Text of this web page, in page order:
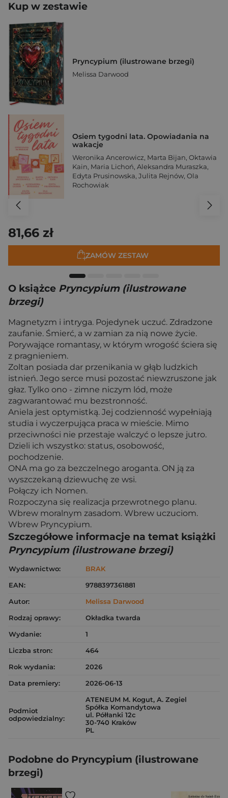
Kup w zestawie
Pryncypium (ilustrowane brzegi)
Melissa Darwood
Osiem tygodni lata. Opowiadania na
wakacje
Weronika Ancerowicz, Marta Bijan, Oktawia
Kain, Maria Lichoń, Aleksandra Muraszka,
Edyta Prusinowska, Julita Rejnów, Ola
Rochowiak
81,66 zł
ZAMÓW ZESTAW
O książce Pryncypium (ilustrowane
brzegi)
Magnetyzm i intryga. Pojedynek uczuć. Zdradzone
zaufanie. Śmierć, a w zamian za nią nowe życie.
Porywające romantasy, w którym wrogość ściera się
z pragnieniem.
Zoltan posiada dar przenikania w głąb ludzkich
istnień. Jego serce musi pozostać niewzruszone jak
głaz. Tylko ono - zimne niczym lód, może
zagwarantować mu bezstronność.
Aniela jest optymistką. Jej codzienność wypełniają
studia i wyczerpująca praca w mieście. Mimo
przeciwności nie przestaje walczyć o lepsze jutro.
Dzieli ich wszystko: status, osobowość,
pochodzenie.
ONA ma go za bezczelnego aroganta. ON ją za
wyszczekaną dziewuchę ze wsi.
Połączy ich Nomen.
Rozpoczyna się realizacja przewrotnego planu.
Wbrew moralnym zasadom. Wbrew uczuciom.
Wbrew Pryncypium.
Szczegółowe informacje na temat książki
Pryncypium (ilustrowane brzegi)
Wydawnictwo:
BRAK
EAN:
9788397361881
Autor:
Melissa Darwood
Rodzaj oprawy:
Okładka twarda
Wydanie:
1
Liczba stron:
464
Rok wydania:
2026
Data premiery:
2026-06-13
Podmiot
odpowiedzialny:
ATENEUM M. Kogut, A. Zegiel
Spółka Komandytowa
ul. Półłanki 12c
30-740 Kraków
PL
Podobne do Pryncypium (ilustrowane
brzegi)